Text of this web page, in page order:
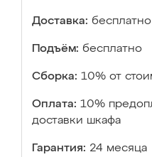
Доставка: бесплатно
Подъём: бесплатно
Сборка: 10% от
Оплата: 10%
доставки шкафа
Гарантия: 24 месяца